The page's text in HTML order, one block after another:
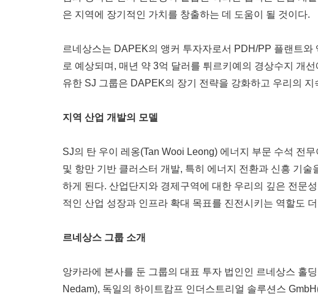
은 지역에 장기적인 가치를 창출하는 데 도움이 될 것이다.
르네상스는 DAPEK의 앵커 투자자로서 PDH/PP 플랜트
로 예상되며, 매년 약 3억 달러를 튀르키예의 경상수지 개
유한 SJ 그룹은 DAPEK의 장기 전략을 강화하고 우리의
지역 산업 개발의 모델
SJ의 탄 우이 레옹(Tan Wooi Leong) 에너지 부문 수석 전
및 항만 기반 클러스터 개발, 특히 에너지 전환과 신흥 기
하게 된다. 산업단지와 경제구역에 대한 우리의 깊은 전문
적인 산업 성장과 인프라 확대 목표를 진전시키는 역할도
르네상스 그룹 소개
앙카라에 본사를 둔 그룹의 대표 투자 법인인 르네상스 홀
Nedam), 독일의 하이트캄프 인더스트리얼 솔루션스